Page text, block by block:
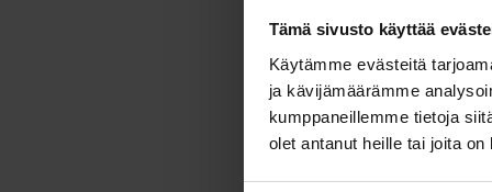
Tämä sivusto käyttää
Käytämme evästeitä
ja kävijämäärämme
kumppaneillemme tietoja
olet antanut heille tai joita